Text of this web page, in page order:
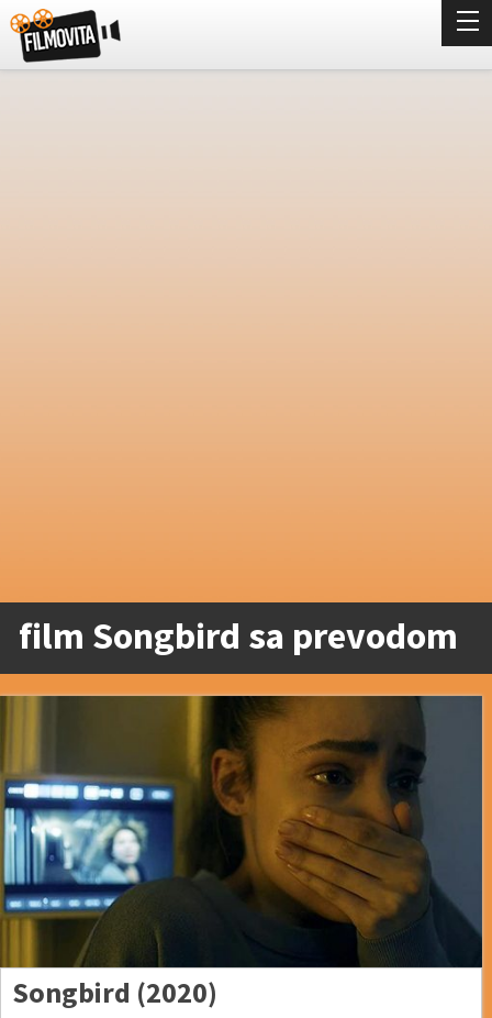
film Songbird sa prevodom
Songbird (2020)